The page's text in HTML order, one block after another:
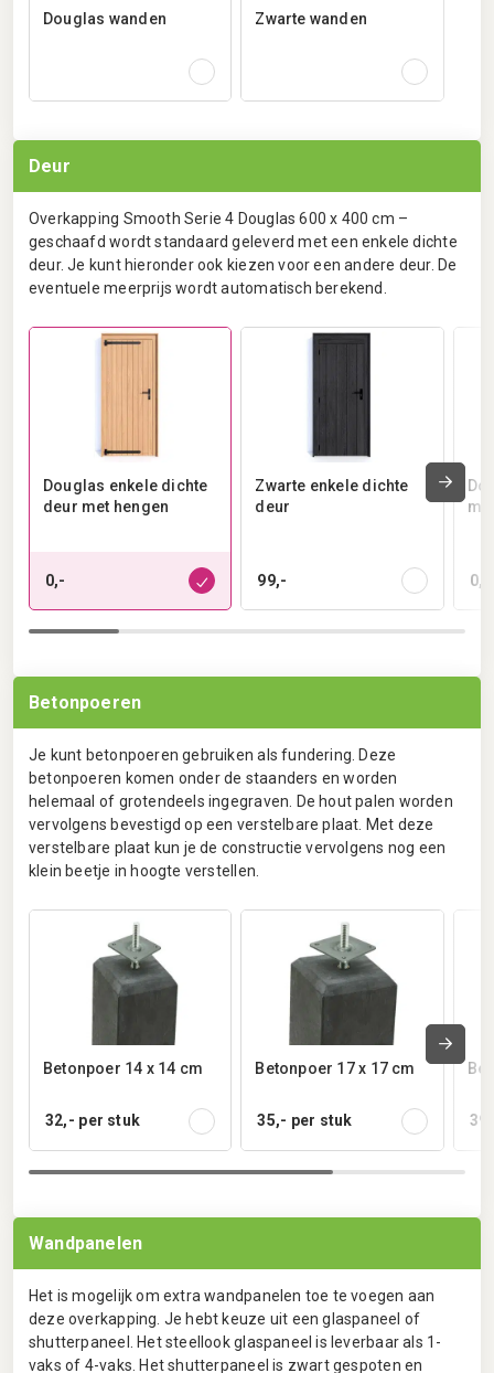
Douglas wanden Zwarte wanden
Deur
Overkapping Smooth Serie 4 Douglas 600 x 400 cm –
geschaafd wordt standaard geleverd met een enkele dichte
deur. Je kunt hieronder ook kiezen voor een andere deur. De
eventuele meerprijs wordt automatisch berekend.
Douglas enkele dichte
deur met hengen
0,-
Zwarte enkele dichte
deur
99,- 0,-
Betonpoeren
Je kunt betonpoeren gebruiken als fundering. Deze
betonpoeren komen onder de staanders en worden
helemaal of grotendeels ingegraven. De hout palen worden
vervolgens bevestigd op een verstelbare plaat. Met deze
verstelbare plaat kun je de constructie vervolgens nog een
klein beetje in hoogte verstellen.
Betonpoer 14 x 14 cm
32,- per stuk
Betonpoer 17 x 17 cm
35,- per stuk
Wandpanelen
Het is mogelijk om extra wandpanelen toe te voegen aan
deze overkapping. Je hebt keuze uit een glaspaneel of
shutterpaneel. Het steellook glaspaneel is leverbaar als 1-
vaks of 4-vaks. Het shutterpaneel is zwart gespoten en